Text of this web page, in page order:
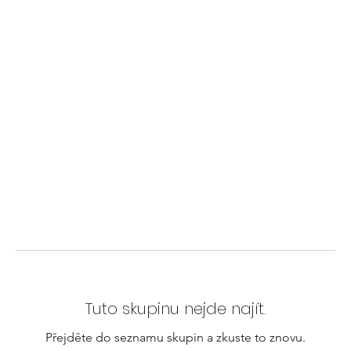
Tuto skupinu nejde najít.
Přejděte do seznamu skupin a zkuste to znovu.